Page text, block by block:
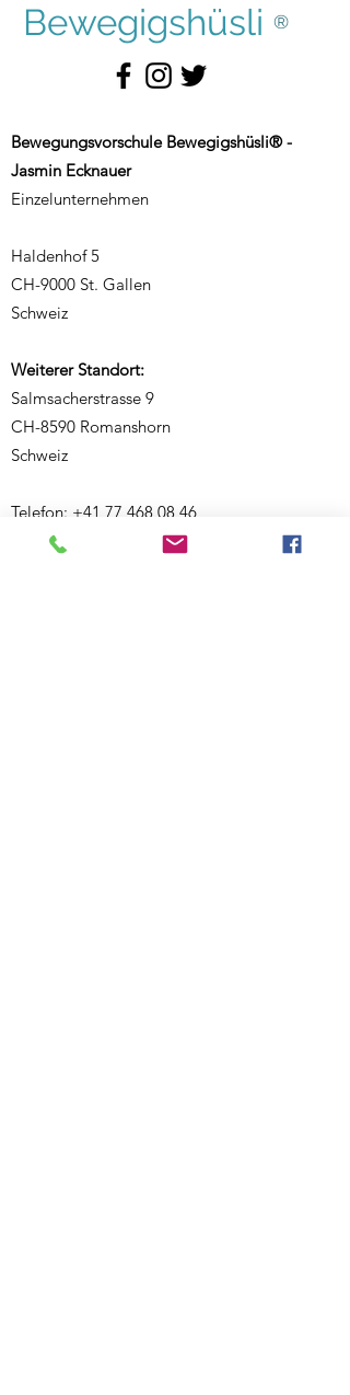
Bewegigshüsli ®
Bewegungsvorschule Bewegigshüsli® -
Jasmin Ecknauer
Einzelunternehmen
Haldenhof 5
CH-9000 St. Gallen
Schweiz
Weiterer Standort:
Salmsacherstrasse 9
CH-8590 Romanshorn
Schweiz
Telefon: +41 77 468 08 46
E-Mail:
ecknauerjasmin@outlook.com